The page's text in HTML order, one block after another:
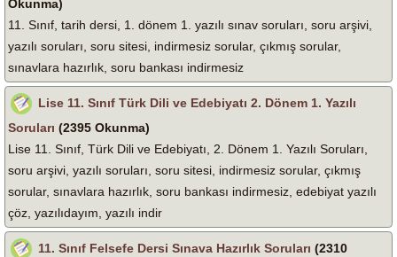
Okunma)
11. Sınıf, tarih dersi, 1. dönem 1. yazılı sınav soruları, soru arşivi,
yazılı soruları, soru sitesi, indirmesiz sorular, çıkmış sorular,
sınavlara hazırlık, soru bankası indirmesiz
Lise 11. Sınıf Türk Dili ve Edebiyatı 2. Dönem 1. Yazılı
Soruları (2395 Okunma)
Lise 11. Sınıf, Türk Dili ve Edebiyatı, 2. Dönem 1. Yazılı Soruları,
soru arşivi, yazılı soruları, soru sitesi, indirmesiz sorular, çıkmış
sorular, sınavlara hazırlık, soru bankası indirmesiz, edebiyat yazılı
çöz, yazılıdayım, yazılı indir
11. Sınıf Felsefe Dersi Sınava Hazırlık Soruları (2310